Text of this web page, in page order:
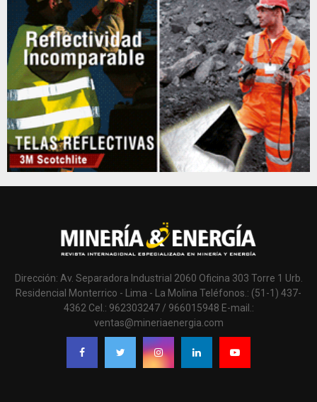
Dirección: Av. Separadora Industrial 2060 Oficina 303 Torre 1 Urb.
Residencial Monterrico - Lima - La Molina Teléfonos.: (51-1) 437-
4362 Cel.: 962303247 / 966015948 E-mail.:
ventas@mineriaenergia.com